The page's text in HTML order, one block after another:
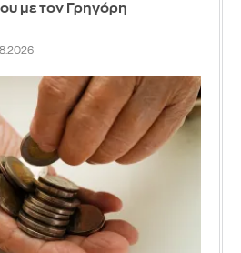
με τον Γρηγόρη